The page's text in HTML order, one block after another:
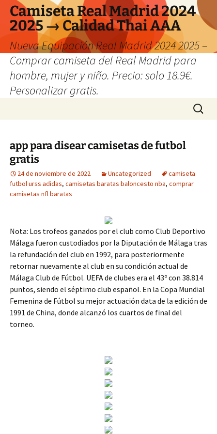
Camiseta Real Madrid 2024
2025 → Calidad Thai AAA
Nueva Equipación Real Madrid 2024 2025 –
Comprar camiseta del Real Madrid para
hombre, mujer y niño. Precio: solo 18.9€.
Personalizar gratis.
Buscar:
app para disear camisetas de futbol
gratis
24 de noviembre de 2022 Uncategorized
camiseta
futbol urss adidas, camisetas baratas baloncesto nba, comprar
camisetas nfl baratas
Nota: Los trofeos ganados por el club como Club Deportivo
Málaga fueron custodiados por la Diputación de Málaga tras
la refundación del club en 1992, para posteriormente
retornar nuevamente al club en su condición actual de
Málaga Club de Fútbol. UEFA de clubes era el 43º con 38.814
puntos, siendo el séptimo club español. En la Copa Mundial
Femenina de Fútbol su mejor actuación data de la edición de
1991 de China, donde alcanzó los cuartos de final del
torneo.